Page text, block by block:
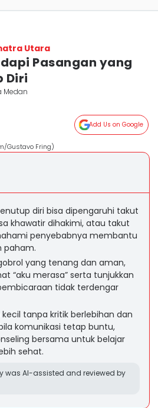
Utara
Pasangan yang
Diri
Medan
Add Us on Google
Gustavo Fring)
diri bisa dipengaruhi takut
khawatir dihakimi, atau takut
penyebabnya membantu
paham.
yang tenang dan aman,
“aku merasa” serta tunjukkan
tidak terdengar
tanpa kritik berlebihan dan
komunikasi tetap buntu,
bersama untuk belajar
sehat.
was AI-assisted and reviewed by